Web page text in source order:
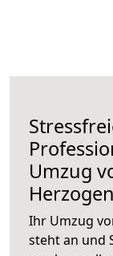
Umzug
Ihr Umzug
steht an und